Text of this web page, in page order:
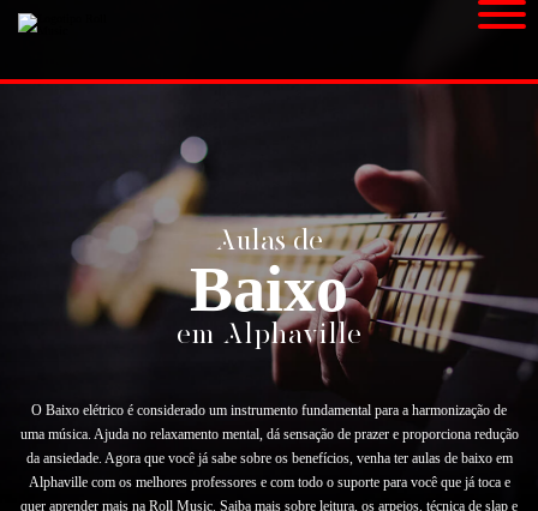
Aulas de
Baixo
em Alphaville
O Baixo elétrico é considerado um instrumento fundamental para a harmonização de
uma música. Ajuda no relaxamento mental, dá sensação de prazer e proporciona redução
da ansiedade. Agora que você já sabe sobre os benefícios, venha ter aulas de baixo em
Alphaville com os melhores professores e com todo o suporte para você que já toca e
quer aprender mais na Roll Music. Saiba mais sobre leitura, os arpejos, técnica de slap e